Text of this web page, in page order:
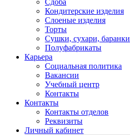
Сдоба
Кондитерские изделия
Слоеные изделия
Торты
Сушки, сухари, баранки
Полуфабрикаты
Карьера
Социальная политика
Вакансии
Учебный центр
Контакты
Контакты
Контакты отделов
Реквизиты
Личный кабинет